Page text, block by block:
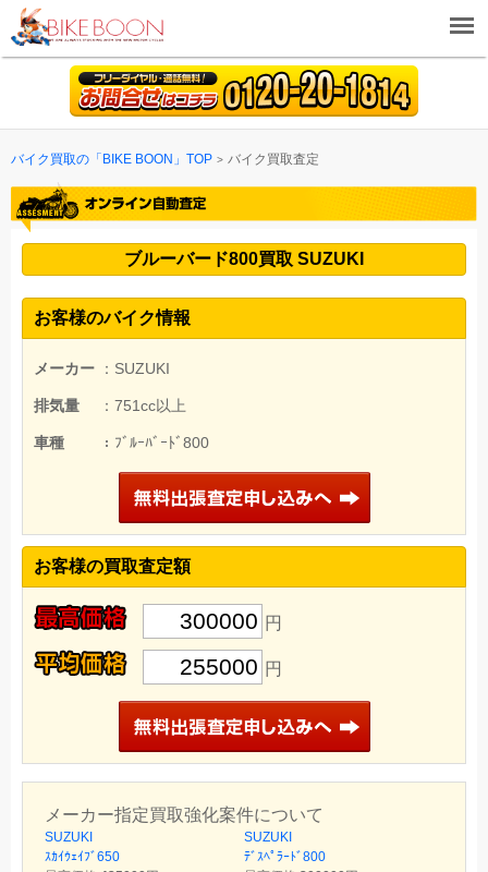
バイク買取の「BIKE BOON」TOP バイク買取査定
ブルーバード800買取 SUZUKI
お客様のバイク情報
メーカー ：SUZUKI
排気量 ：751cc以上
車種 ：ﾌﾞﾙｰﾊﾞｰﾄﾞ800
お客様の買取査定額
300000 円
255000 円
メーカー指定買取強化案件について
SUZUKI
ｽｶｲｳｪｲﾌﾞ650
SUZUKI
ﾃﾞｽﾍﾟﾗｰﾄﾞ800